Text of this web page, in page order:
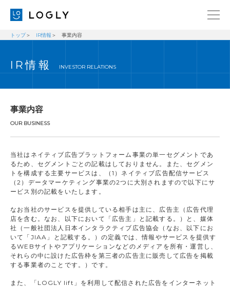
経営理念
ニュース
ブログ
事業内容
採用情報
IR
お問い合わせ
トップ IR情報 事業内容
IR情報 INVESTOR RELATIONS
事業内容
OUR BUSINESS
当社はネイティブ広告プラットフォーム事業の単一セグメントであ
るため、セグメントごとの記載はしておりません。また、セグメン
トを構成する主要サービスは、（1）ネイティブ広告配信サービス
（2）データマーケティング事業の2つに大別されますので以下にサ
ービス別の記載をいたします。
なお当社のサービスを提供している相手は主に、広告主（広告代理
店を含む。なお、以下において「広告主」と記載する。）と、媒体
社（一般社団法人日本インタラクティブ広告協会（なお、以下にお
いて「JIAA」と記載する。）の定義では、情報やサービスを提供す
るWEBサイトやアプリケーションなどのメディアを所有・運営し、
それらの中に設けた広告枠を第三者の広告主に販売して広告を掲載
する事業者のことです。）です。
また、「LOGLY lift」を利用して配信された広告をインターネット